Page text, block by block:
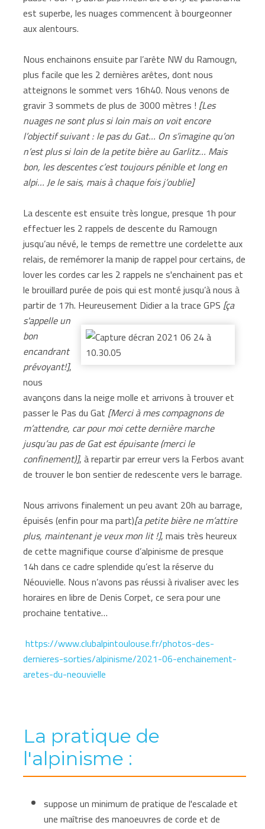
est superbe, les nuages commencent à bourgeonner
aux alentours.
Nous enchainons ensuite par l’arête NW du Ramougn,
plus facile que les 2 dernières arêtes, dont nous
atteignons le sommet vers 16h40. Nous venons de
gravir 3 sommets de plus de 3000 mètres ! [Les
nuages ne sont plus si loin mais on voit encore
l’objectif suivant : le pas du Gat… On s’imagine qu’on
n’est plus si loin de la petite bière au Garlitz… Mais
bon, les descentes c’est toujours pénible et long en
alpi… Je le sais, mais à chaque fois j’oublie]
La descente est ensuite très longue, presque 1h pour
effectuer les 2 rappels de descente du Ramougn
jusqu’au névé, le temps de remettre une cordelette aux
relais, de remémorer la manip de rappel pour certains, de
lover les cordes car les 2 rappels ne s'enchainent pas et
le brouillard purée de pois qui est monté jusqu’à nous à
partir de 17h. Heureusement Didier a la trace GPS [ça
s'appelle un
bon
encandrant
prévoyant!],
nous
avançons dans la neige molle et arrivons à trouver et
passer le Pas du Gat [Merci à mes compagnons de
m’attendre, car pour moi cette dernière marche
jusqu’au pas de Gat est épuisante (merci le
confinement)], à repartir par erreur vers la Ferbos avant
de trouver le bon sentier de redescente vers le barrage.
Nous arrivons finalement un peu avant 20h au barrage,
épuisés (enfin pour ma part)[a petite bière ne m’attire
plus, maintenant je veux mon lit !], mais très heureux
de cette magnifique course d’alpinisme de presque
14h dans ce cadre splendide qu’est la réserve du
Néouvielle. Nous n’avons pas réussi à rivaliser avec les
horaires en libre de Denis Corpet, ce sera pour une
prochaine tentative…
https://www.clubalpintoulouse.fr/photos-des-
dernieres-sorties/alpinisme/2021-06-enchainement-
aretes-du-neouvielle
La pratique de
l'alpinisme :
suppose un minimum de pratique de l'escalade et
une maîtrise des manoeuvres de corde et de